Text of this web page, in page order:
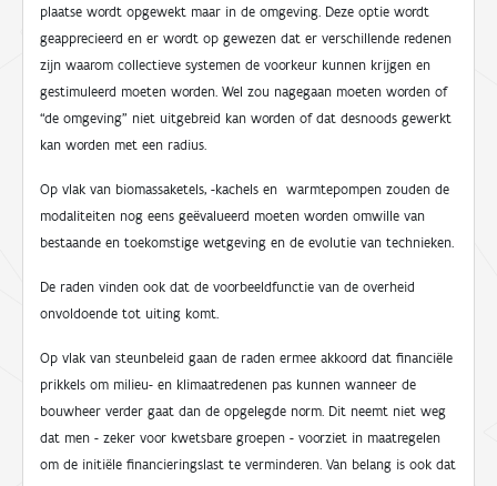
plaatse wordt opgewekt maar in de omgeving. Deze optie wordt
geapprecieerd en er wordt op gewezen dat er verschillende redenen
zijn waarom collectieve systemen de voorkeur kunnen krijgen en
gestimuleerd moeten worden. Wel zou nagegaan moeten worden of
“de omgeving” niet uitgebreid kan worden of dat desnoods gewerkt
kan worden met een radius.
Op vlak van biomassaketels, -kachels en warmtepompen zouden de
modaliteiten nog eens geëvalueerd moeten worden omwille van
bestaande en toekomstige wetgeving en de evolutie van technieken.
De raden vinden ook dat de voorbeeldfunctie van de overheid
onvoldoende tot uiting komt.
Op vlak van steunbeleid gaan de raden ermee akkoord dat financiële
prikkels om milieu- en klimaatredenen pas kunnen wanneer de
bouwheer verder gaat dan de opgelegde norm. Dit neemt niet weg
dat men - zeker voor kwetsbare groepen - voorziet in maatregelen
om de initiële financieringslast te verminderen. Van belang is ook dat